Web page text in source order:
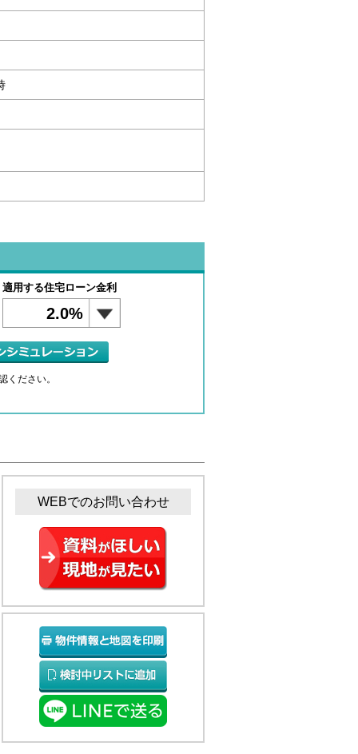
適用する住宅ローン金利
2.0%
ださい。
WEBでのお問い合わせ